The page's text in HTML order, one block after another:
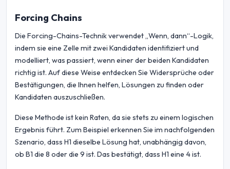
Forcing Chains
Die Forcing-Chains-Technik verwendet „Wenn, dann“-Logik,
indem sie eine Zelle mit zwei Kandidaten identifiziert und
modelliert, was passiert, wenn einer der beiden Kandidaten
richtig ist. Auf diese Weise entdecken Sie Widersprüche oder
Bestätigungen, die Ihnen helfen, Lösungen zu finden oder
Kandidaten auszuschließen.
Diese Methode ist kein Raten, da sie stets zu einem logischen
Ergebnis führt. Zum Beispiel erkennen Sie im nachfolgenden
Szenario, dass H1 dieselbe Lösung hat, unabhängig davon,
ob B1 die 8 oder die 9 ist. Das bestätigt, dass H1 eine 4 ist.